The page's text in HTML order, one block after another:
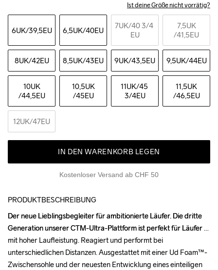
Ist deine Größe nicht vorrätig?
6UK/39,5EU 6,5UK/40EU 7UK/40 3/4
EU
7,5UK
/41,5EU
8UK/42EU 8,5UK/43EU 9UK/43,5EU 9,5UK/44EU
10UK
/44,5EU
10,5UK
/45EU
11UK/45
3/4EU
11,5UK
/46,5EU
12UK/47EU
IN DEN WARENKORB LEGEN
Kostenloser Versand ab CHF 50
PRODUKTBESCHREIBUNG
Der neue Lieblingsbegleiter für ambitionierte Läufer. Die dritte
Generation unserer CTM-Ultra-Plattform ist perfekt für Läufer
mit hoher Laufleistung. Reagiert und performt bei
unterschiedlichen Distanzen. Ausgestattet mit einer Ud Foam™-
Zwischensohle und der neuesten Entwicklung eines einteiligen
Der neue Lieblingsbegleiter für ambitionierte Läufer. Die dritte
Generation unserer CTM-Ultra-Plattform ist perfekt für Läufer
mit hoher Laufleistung. Reagiert und performt bei
unterschiedlichen Distanzen. Ausgestattet mit einer Ud Foam™-
Zwischensohle und der neuesten Entwicklung eines einteiligen